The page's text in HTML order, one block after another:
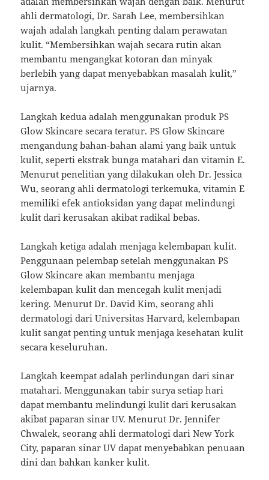
ahli dermatologi, Dr. Sarah Lee, membersihkan
wajah adalah langkah penting dalam perawatan
kulit. “Membersihkan wajah secara rutin akan
membantu mengangkat kotoran dan minyak
berlebih yang dapat menyebabkan masalah kulit,”
ujarnya.
Langkah kedua adalah menggunakan produk PS
Glow Skincare secara teratur. PS Glow Skincare
mengandung bahan-bahan alami yang baik untuk
kulit, seperti ekstrak bunga matahari dan vitamin E.
Menurut penelitian yang dilakukan oleh Dr. Jessica
Wu, seorang ahli dermatologi terkemuka, vitamin E
memiliki efek antioksidan yang dapat melindungi
kulit dari kerusakan akibat radikal bebas.
Langkah ketiga adalah menjaga kelembapan kulit.
Penggunaan pelembap setelah menggunakan PS
Glow Skincare akan membantu menjaga
kelembapan kulit dan mencegah kulit menjadi
kering. Menurut Dr. David Kim, seorang ahli
dermatologi dari Universitas Harvard, kelembapan
kulit sangat penting untuk menjaga kesehatan kulit
secara keseluruhan.
Langkah keempat adalah perlindungan dari sinar
matahari. Menggunakan tabir surya setiap hari
dapat membantu melindungi kulit dari kerusakan
akibat paparan sinar UV. Menurut Dr. Jennifer
Chwalek, seorang ahli dermatologi dari New York
City, paparan sinar UV dapat menyebabkan penuaan
dini dan bahkan kanker kulit.